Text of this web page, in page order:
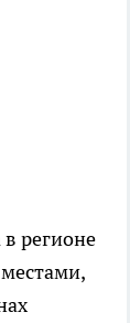
регионе
местами,